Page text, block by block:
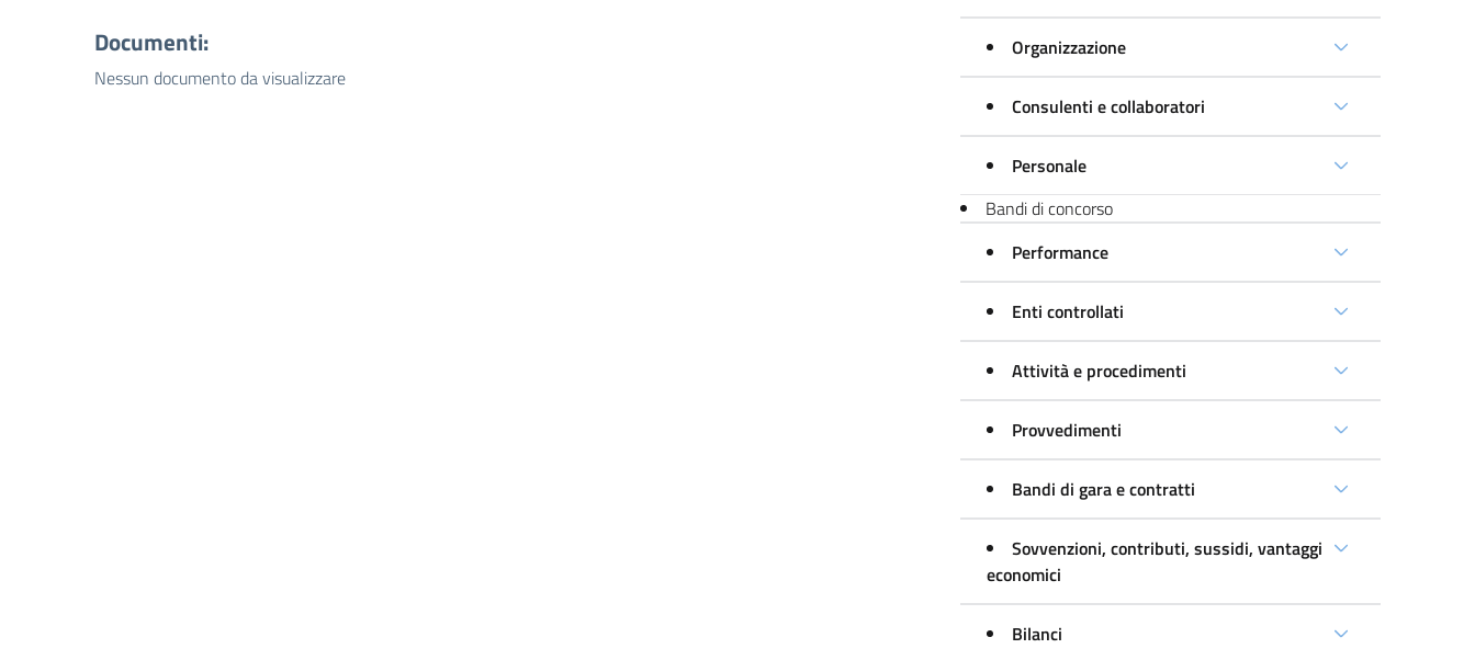
Documenti:
Nessun documento da visualizzare
Organizzazione
Consulenti e collaboratori
Personale
Bandi di concorso
Performance
Enti controllati
Attività e procedimenti
Provvedimenti
Bandi di gara e contratti
Sovvenzioni, contributi, sussidi, vantaggi
economici
Bilanci